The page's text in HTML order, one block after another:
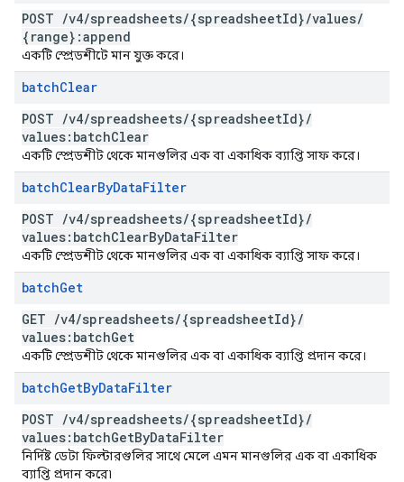
POST /v4/spreadsheets/{spreadsheetId}/values/
{range}:append
একটি স্প্রেডশীটে মান যুক্ত করে।
batchClear
POST /v4/spreadsheets/{spreadsheetId}/
values:batchClear
একটি স্প্রেডশীট থেকে মানগুলির এক বা একাধিক ব্যাপ্তি সাফ করে।
batchClearByDataFilter
POST /v4/spreadsheets/{spreadsheetId}/
values:batchClearByDataFilter
একটি স্প্রেডশীট থেকে মানগুলির এক বা একাধিক ব্যাপ্তি সাফ করে।
batchGet
GET /v4/spreadsheets/{spreadsheetId}/
values:batchGet
একটি স্প্রেডশীট থেকে মানগুলির এক বা একাধিক ব্যাপ্তি প্রদান করে।
batchGetByDataFilter
POST /v4/spreadsheets/{spreadsheetId}/
values:batchGetByDataFilter
নির্দিষ্ট ডেটা ফিল্টারগুলির সাথে মেলে এমন মানগুলির এক বা একাধিক
ব্যাপ্তি প্রদান করে৷